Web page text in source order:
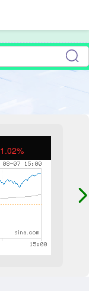
1.02%